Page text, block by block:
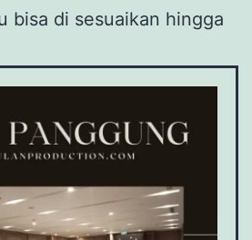
bisa di sesuaikan hingga